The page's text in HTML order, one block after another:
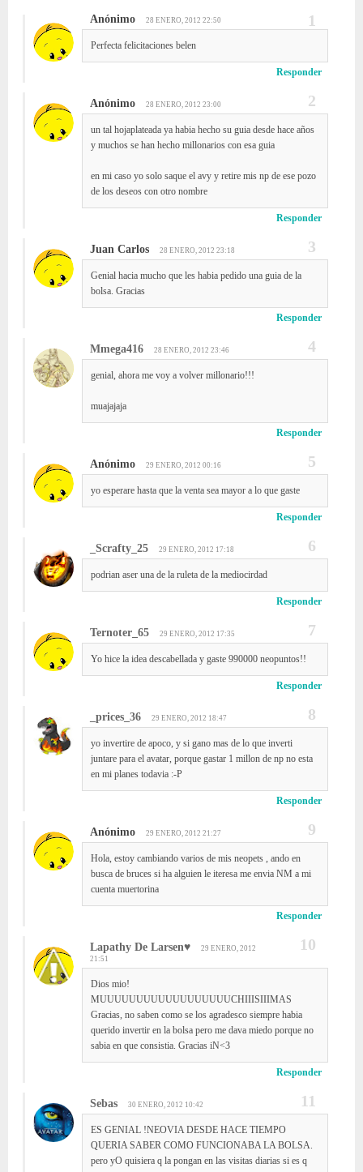
Anónimo 28 ENERO, 2012 22:50
Perfecta felicitaciones belen
Responder
Anónimo 28 ENERO, 2012 23:00
un tal hojaplateada ya habia hecho su guia desde hace años
y muchos se han hecho millonarios con esa guia
en mi caso yo solo saque el avy y retire mis np de ese pozo
de los deseos con otro nombre
Responder
Juan Carlos 28 ENERO, 2012 23:18
Genial hacia mucho que les habia pedido una guia de la
bolsa. Gracias
Responder
Mmega416 28 ENERO, 2012 23:46
genial, ahora me voy a volver millonario!!!
muajajaja
Responder
Anónimo 29 ENERO, 2012 00:16
yo esperare hasta que la venta sea mayor a lo que gaste
Responder
_Scrafty_25 29 ENERO, 2012 17:18
podrian aser una de la ruleta de la mediocirdad
Responder
Ternoter_65 29 ENERO, 2012 17:35
Yo hice la idea descabellada y gaste 990000 neopuntos!!
Responder
_prices_36 29 ENERO, 2012 18:47
yo invertire de apoco, y si gano mas de lo que inverti
juntare para el avatar, porque gastar 1 millon de np no esta
en mi planes todavia :-P
Responder
Anónimo 29 ENERO, 2012 21:27
Hola, estoy cambiando varios de mis neopets , ando en
busca de bruces si ha alguien le iteresa me envia NM a mi
cuenta muertorina
Responder
Lapathy De Larsen♥
29 ENERO, 2012
21:51
Dios mio!
MUUUUUUUUUUUUUUUUUUCHIIISIIIMAS
Gracias, no saben como se los agradesco siempre habia
querido invertir en la bolsa pero me dava miedo porque no
sabia en que consistia. Gracias iN<3
Responder
Sebas 30 ENERO, 2012 10:42
ES GENIAL !NEOVIA DESDE HACE TIEMPO
QUERIA SABER COMO FUNCIONABA LA BOLSA.
pero yO quisiera q la pongan en las visitas diarias si es q